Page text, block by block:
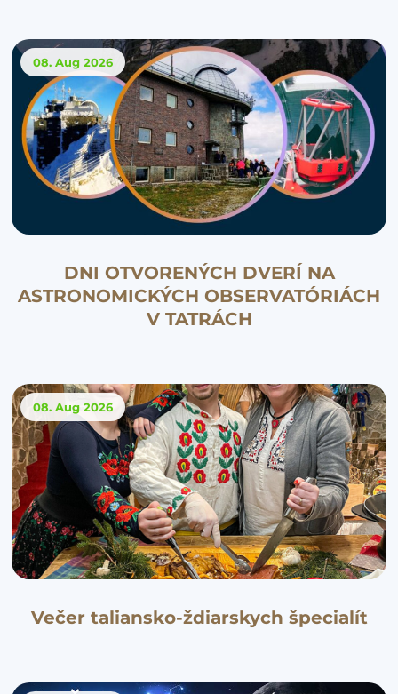
08. Aug 2026
DNI OTVORENÝCH DVERÍ NA
ASTRONOMICKÝCH OBSERVATÓRIÁCH
V TATRÁCH
08. Aug 2026
Večer taliansko-ždiarskych špecialít